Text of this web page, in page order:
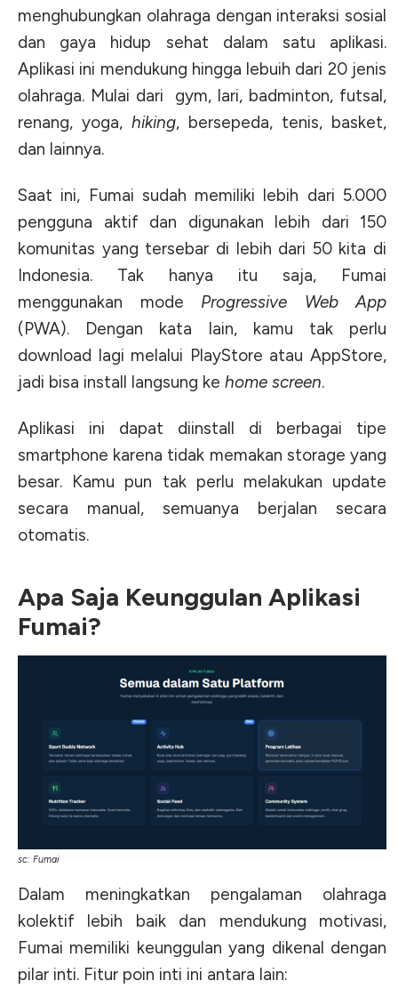
menghubungkan olahraga dengan interaksi sosial
dan gaya hidup sehat dalam satu aplikasi.
Aplikasi ini mendukung hingga lebuih dari 20 jenis
olahraga. Mulai dari gym, lari, badminton, futsal,
renang, yoga, hiking, bersepeda, tenis, basket,
dan lainnya.
Saat ini, Fumai sudah memiliki lebih dari 5.000
pengguna aktif dan digunakan lebih dari 150
komunitas yang tersebar di lebih dari 50 kita di
Indonesia. Tak hanya itu saja, Fumai
menggunakan mode Progressive Web App
(PWA). Dengan kata lain, kamu tak perlu
download lagi melalui PlayStore atau AppStore,
jadi bisa install langsung ke home screen.
Aplikasi ini dapat diinstall di berbagai tipe
smartphone karena tidak memakan storage yang
besar. Kamu pun tak perlu melakukan update
secara manual, semuanya berjalan secara
otomatis.
Apa Saja Keunggulan Aplikasi
Fumai?
sc: Fumai
Dalam meningkatkan pengalaman olahraga
kolektif lebih baik dan mendukung motivasi,
Fumai memiliki keunggulan yang dikenal dengan
pilar inti. Fitur poin inti ini antara lain: